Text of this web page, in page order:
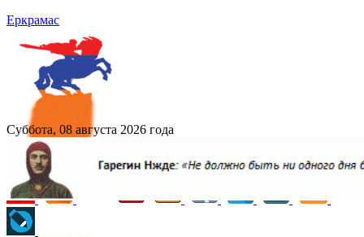
Еркрамас
Суббота, 08 августа 2026 года